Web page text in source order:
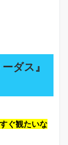
ダス』
ぐ観たいな